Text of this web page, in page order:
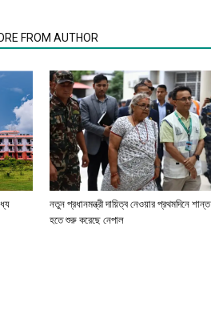
FROM AUTHOR
নতুন প্রধানমন্ত্রী দায়িত্ব নেওয়ার প্রথমদিনে শান্ত
হতে শুরু করেছে নেপাল